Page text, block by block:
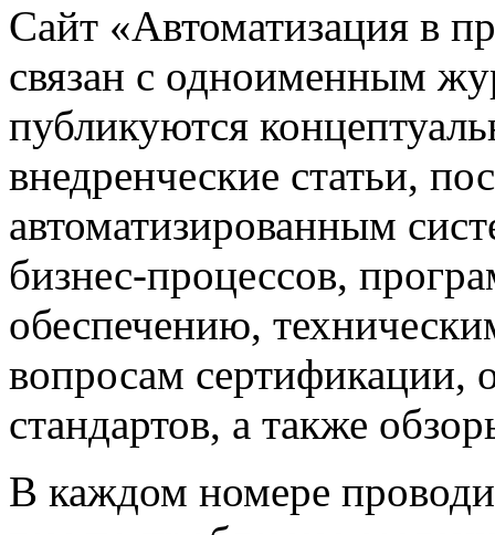
Сайт «Автоматизация в
связан с одноименным
публикуются
внедренческие статьи,
автоматизированным
бизнес-процессов,
обеспечению,
вопросам
стандартов, а также
В каждом номере